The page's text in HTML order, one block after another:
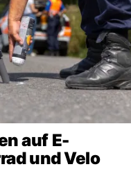
auf E-
und Velo